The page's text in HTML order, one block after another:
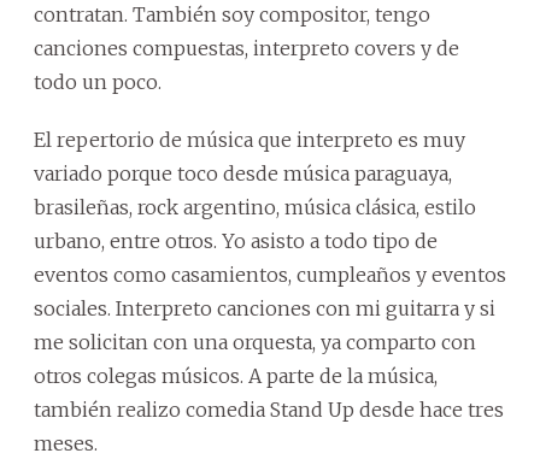
contratan. También soy compositor, tengo
canciones compuestas, interpreto covers y de
todo un poco.
El repertorio de música que interpreto es muy
variado porque toco desde música paraguaya,
brasileñas, rock argentino, música clásica, estilo
urbano, entre otros. Yo asisto a todo tipo de
eventos como casamientos, cumpleaños y eventos
sociales. Interpreto canciones con mi guitarra y si
me solicitan con una orquesta, ya comparto con
otros colegas músicos. A parte de la música,
también realizo comedia Stand Up desde hace tres
meses.